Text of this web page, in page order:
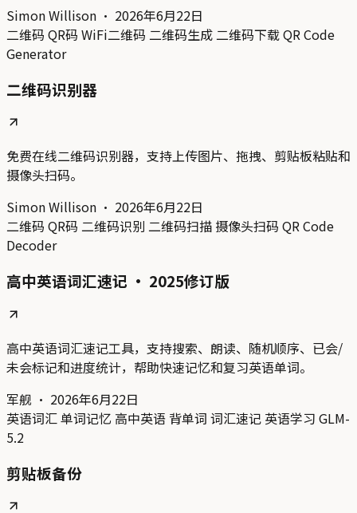
Simon Willison · 2026年6月22日
二维码 QR码 WiFi二维码 二维码生成 二维码下载QR Code
Generator
二维码识别器
免费在线二维码识别器，支持上传图片、拖拽、剪贴板粘贴和
摄像头扫码。
Simon Willison · 2026年6月22日
二维码 QR码 二维码识别 二维码扫描 摄像头扫码 QR Code
Decoder
高中英语词汇速记 · 2025修订版
高中英语词汇速记工具，支持搜索、朗读、随机顺序、已会/
未会标记和进度统计，帮助快速记忆和复习英语单词。
军舰 · 2026年6月22日
英语词汇单词记忆 高中英语 背单词 词汇速记 英语学习 GLM-
5.2
剪贴板备份